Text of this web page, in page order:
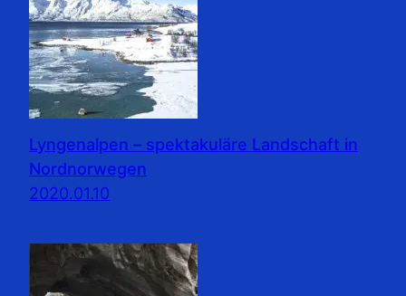
Lyngenalpen – spektakuläre Landschaft in
Nordnorwegen
2020.01.10